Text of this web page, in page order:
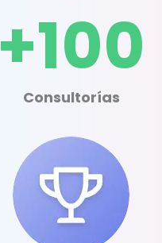
+100
Consultorías